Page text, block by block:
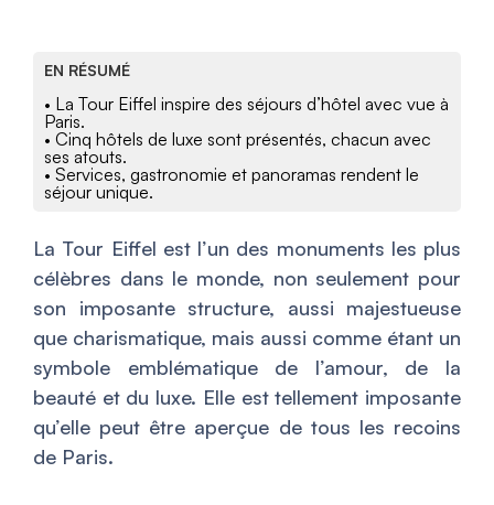
EN RÉSUMÉ
• La Tour Eiffel inspire des séjours d’hôtel avec vue à
Paris.
• Cinq hôtels de luxe sont présentés, chacun avec
ses atouts.
• Services, gastronomie et panoramas rendent le
séjour unique.
La Tour Eiffel est l’un des monuments les plus
célèbres dans le monde, non seulement pour
son imposante structure, aussi majestueuse
que charismatique, mais aussi comme étant un
symbole emblématique de l’amour, de la
beauté et du luxe. Elle est tellement imposante
qu’elle peut être aperçue de tous les recoins
de Paris.